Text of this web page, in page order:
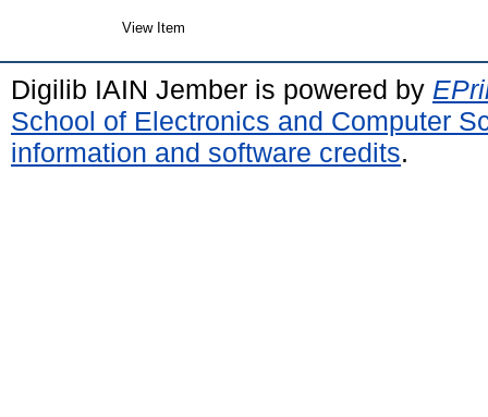
View Item
Digilib IAIN Jember is powered by
School of Electronics and Computer
information and software credits.